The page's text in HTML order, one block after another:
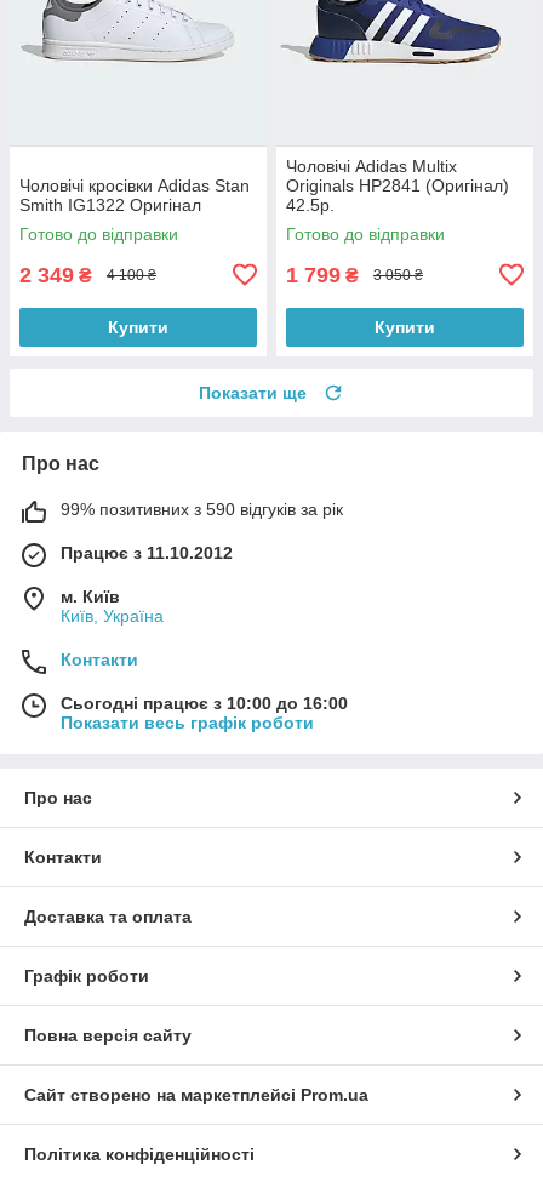
Чоловічі кросівки Adidas Stan
Smith IG1322 Оригінал
Готово до відправки
2 349 ₴ 4 100 ₴
Купити
Чоловічі Adidas Multix
Originals HP2841 (Оригінал)
42.5р.
Готово до відправки
1 799 ₴ 3 050 ₴
Купити
Показати ще
Про нас
99% позитивних з 590 відгуків за рік
Працює з 11.10.2012
м. Київ
Київ, Україна
Контакти
Сьогодні працює з 10:00 до 16:00
Показати весь графік роботи
Про нас
Контакти
Доставка та оплата
Графік роботи
Повна версія сайту
Сайт створено на маркетплейсі Prom.ua
Політика конфіденційності